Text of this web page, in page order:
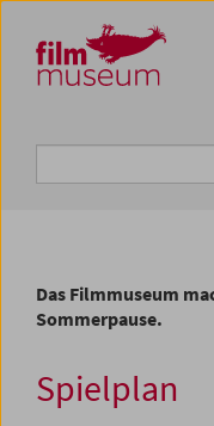
Zum Inhalt
Zum Hauptmenü
Zur Servicenavigation
Zum Suche
Das Filmmuseum
Sommerpause.
Spielplan